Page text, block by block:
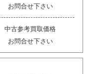
お問合せ下さい
中古参考買取価格
お問合せ下さい